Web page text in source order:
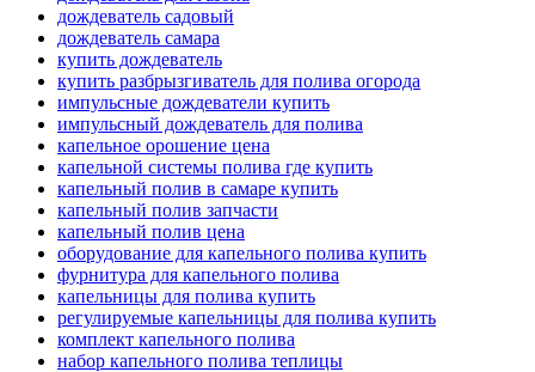
дождеватель садовый
дождеватель самара
купить дождеватель
купить разбрызгиватель для полива огорода
импульсные дождеватели купить
импульсный дождеватель для полива
капельное орошение цена
капельной системы полива где купить
капельный полив в самаре купить
капельный полив запчасти
капельный полив цена
оборудование для капельного полива купить
фурнитура для капельного полива
капельницы для полива купить
регулируемые капельницы для полива купить
комплект капельного полива
набор капельного полива теплицы